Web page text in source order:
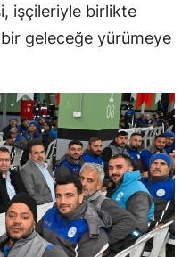
işçileriyle birlikte
geleceğe yürümeye